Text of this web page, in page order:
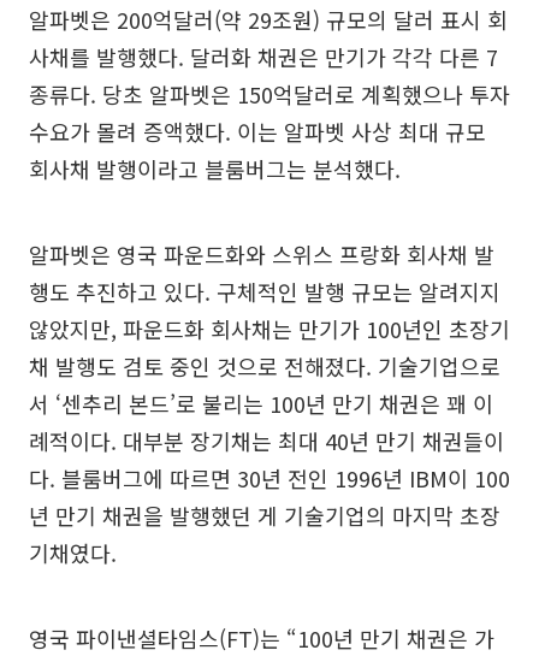
알파벳은 200억달러(약 29조원) 규모의 달러 표시 회
사채를 발행했다. 달러화 채권은 만기가 각각 다른 7
종류다. 당초 알파벳은 150억달러로 계획했으나 투자
수요가 몰려 증액했다. 이는 알파벳 사상 최대 규모
회사채 발행이라고 블룸버그는 분석했다.
알파벳은 영국 파운드화와 스위스 프랑화 회사채 발
행도 추진하고 있다. 구체적인 발행 규모는 알려지지
않았지만, 파운드화 회사채는 만기가 100년인 초장기
채 발행도 검토 중인 것으로 전해졌다. 기술기업으로
서 ‘센추리 본드’로 불리는 100년 만기 채권은 꽤 이
례적이다. 대부분 장기채는 최대 40년 만기 채권들이
다. 블룸버그에 따르면 30년 전인 1996년 IBM이 100
년 만기 채권을 발행했던 게 기술기업의 마지막 초장
기채였다.
영국 파이낸셜타임스(FT)는 “100년 만기 채권은 가